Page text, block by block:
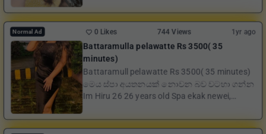
Normal Ad 0 Likes 744 Views 1yr ago
Battaramulla pelawatte Rs 3500( 35
minutes)
Battaramull pelawatte Rs 3500( 35 minutes)
මෙය ස්පා අයතනයක් නොවන බව වටහා ගන්න
Im Hiru 26 26 years old Spa ekak newei,